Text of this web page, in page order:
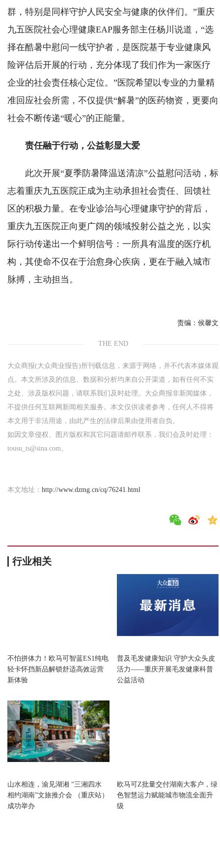
群，特别是同样守护人民安全与健康的伙伴们。”重庆
九五医院社会心理健康EAP服务部主任杨川说道，“选
择在酷暑中慰问一线守护者，是医院基于专业健康风
险评估后开展的行动，充分体现了我们作为一家医疗
企业的社会责任核心定位。”医院希望以专业的力量精
准回应社会所需，不仅提供“解暑”的医药物资，更要向
社会不断传递“暖心”的正能量。
责任融于行动，公益彰显大爱
此次开展“夏季防暑降温送清凉”公益慰问活动，标
志着重庆九五医院正成为主动承担社会责任、回馈社
区的积极力量。在专业诊治与心理健康守护的背后，
重庆九五医院正向更广阔的领域投射公益之光，以实
际行动传递出一个鲜明信号：一所具有温度的医疗机
构，其使命不仅在于治愈身心疾病，更在于融入城市
脉搏，主动担当。
责编： 侯馨文
THE END
大众商报(大众商业报告)所刊载信息，来源于网络，并不代表本媒体观
点。本文所涉及的信息、数据和分析均来自公开渠道，如有任何不实
之处、涉及版权问题，请联系我们及时处理。大众商报非新闻媒体，
不提供任何互联网新闻相关服务。本文仅供读者参考，任何人不得将
本文用于非法用途，由此产生的法律后果由使用者自负。
如因文章侵权、图片版权和其它问题请邮件联系，我们会及时处理：
tousu_ts@sina.com。
本文地址： http://www.dzmg.cn/cq/76241.html
行业相关
不怕拼体力！欧马可智蓝ES1纯电
轻卡怀挡新品解锁舒适高效运营
新体验
普及毛发健康知识 守护大众头皮
活力——重庆开展毛发健康科普
公益活动
山水相连，渝见湖湘 “三湘四水
相约湖南”文旅推介会 （重庆站）
成功举办
欧马可Z批量交付湖南大客户，绿
色智慧运力赋能城市物流全面升
级